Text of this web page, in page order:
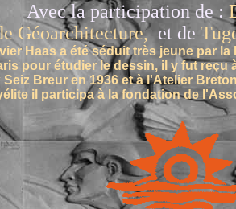
participation de :
Géoarchitecture,et de
Haas a été séduit très jeune par
étudier le dessin, il y fut reçu à
Breur en 1936 et à l'Atelier
à la fondation de